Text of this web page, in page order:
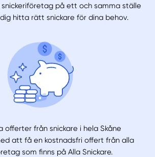
på ett och samma ställe
hitta rätt snickare för dina behov.
offerter från snickare i hela Skåne
att få en kostnadsfri offert från alla
som finns på Alla Snickare.